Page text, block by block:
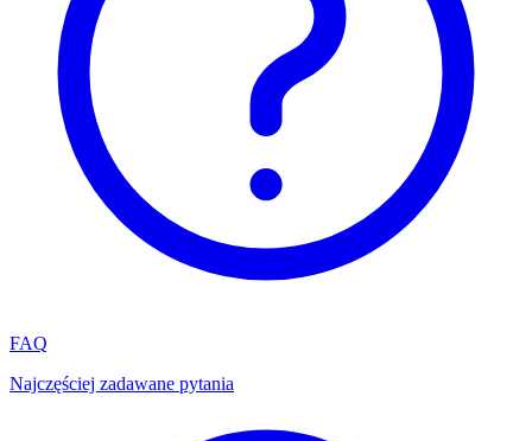
FAQ
Najczęściej zadawane pytania